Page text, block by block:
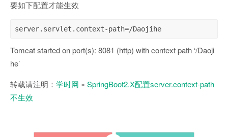
要如下配置才能生效
server.servlet.context-path=/Daojihe
Tomcat started on port(s): 8081 (http) with context path ‘/Daoji
he’
转载请注明： 学时网 » SpringBoot2.X配置server.context-path
不生效